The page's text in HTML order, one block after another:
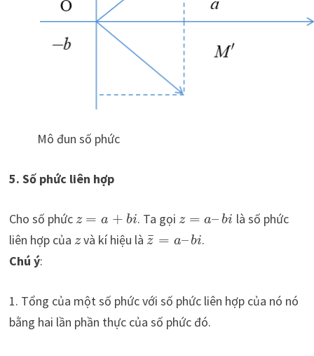
Mô đun số phức
5. Số phức liên hợp
Cho số phức z = a + bi. Ta gọiz = a– bi là số phức
liên hợp của zvà kí hiệu là z
¯ = a–bi.
Chú ý:
1. Tổng của một số phức với số phức liên hợp của nó nó
bằng hai lần phần thực của số phức đó.